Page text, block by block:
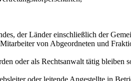
der Länder einschließlich der
von Abgeordneten und
oder als Rechtsanwalt tätig bleiben
oder leitende Angestellte in